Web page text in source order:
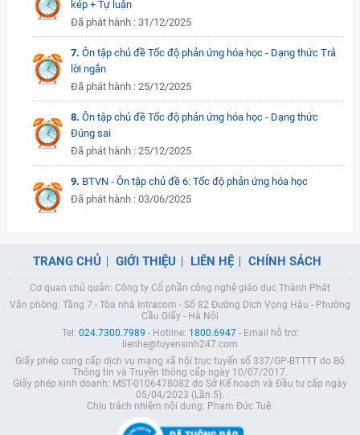
kép + Tự luận
Đã phát hành : 31/12/2025
7.Ôn tập chủ đề Tốc độ phản ứng hóa học - Dạng thức Trả
lời ngắn
Đã phát hành : 25/12/2025
8.Ôn tập chủ đề Tốc độ phản ứng hóa học - Dạng thức
Đúng sai
Đã phát hành : 25/12/2025
9. BTVN - Ôn tập chủ đề 6: Tốc độ phản ứng hóa học
Đã phát hành : 03/06/2025
TRANG CHỦ GIỚI THIỆU LIÊN HỆ CHÍNH SÁCH
Cơ quan chủ quản: Công ty Cổ phần công nghệ giáo dục Thành Phát
Văn phòng: Tầng 7 - Tòa nhà Intracom - Số 82 Đường Dịch Vọng Hậu - Phường
Cầu Giấy - Hà Nội
Tel: 024.7300.7989 - Hotline: 1800.6947- Email hỗ trợ:
lienhe@tuyensinh247.com
Giấy phép cung cấp dịch vụ mạng xã hội trực tuyến số 337/GP-BTTTT do Bộ
Thông tin và Truyền thông cấp ngày 10/07/2017.
Giấy phép kinh doanh: MST-0106478082 do Sở Kế hoạch và Đầu tư cấp ngày
05/04/2023 (Lần 5).
Chịu trách nhiệm nội dung: Phạm Đức Tuệ.